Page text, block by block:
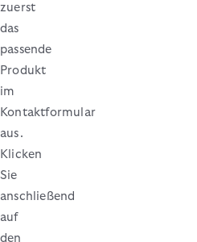
zuerst
das
passende
Produkt
im
Kontaktformular
aus.
Klicken
Sie
anschließend
auf
den